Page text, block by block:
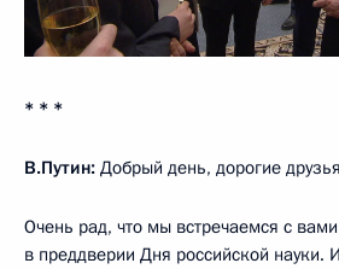
* * *
В.Путин: Добрый день, дорогие
Очень рад, что мы встречаемся с
в преддверии Дня российской науки.